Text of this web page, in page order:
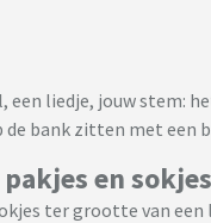
een liedje, jouw stem:
de bank zitten met een
en sokjes
ter grootte van